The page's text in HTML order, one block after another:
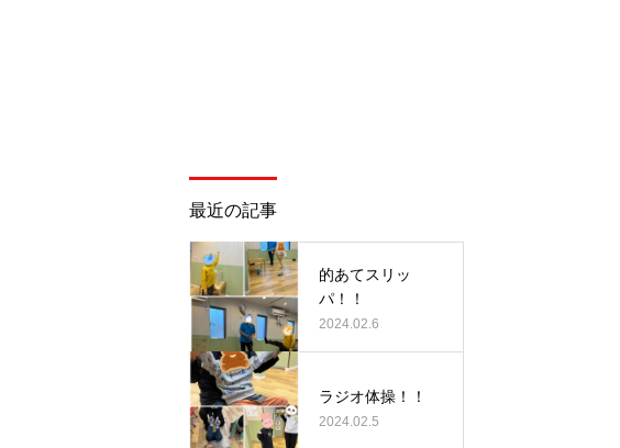
最近の記事
的あてスリッ
パ！！
2024.02.6
ラジオ体操！！
2024.02.5